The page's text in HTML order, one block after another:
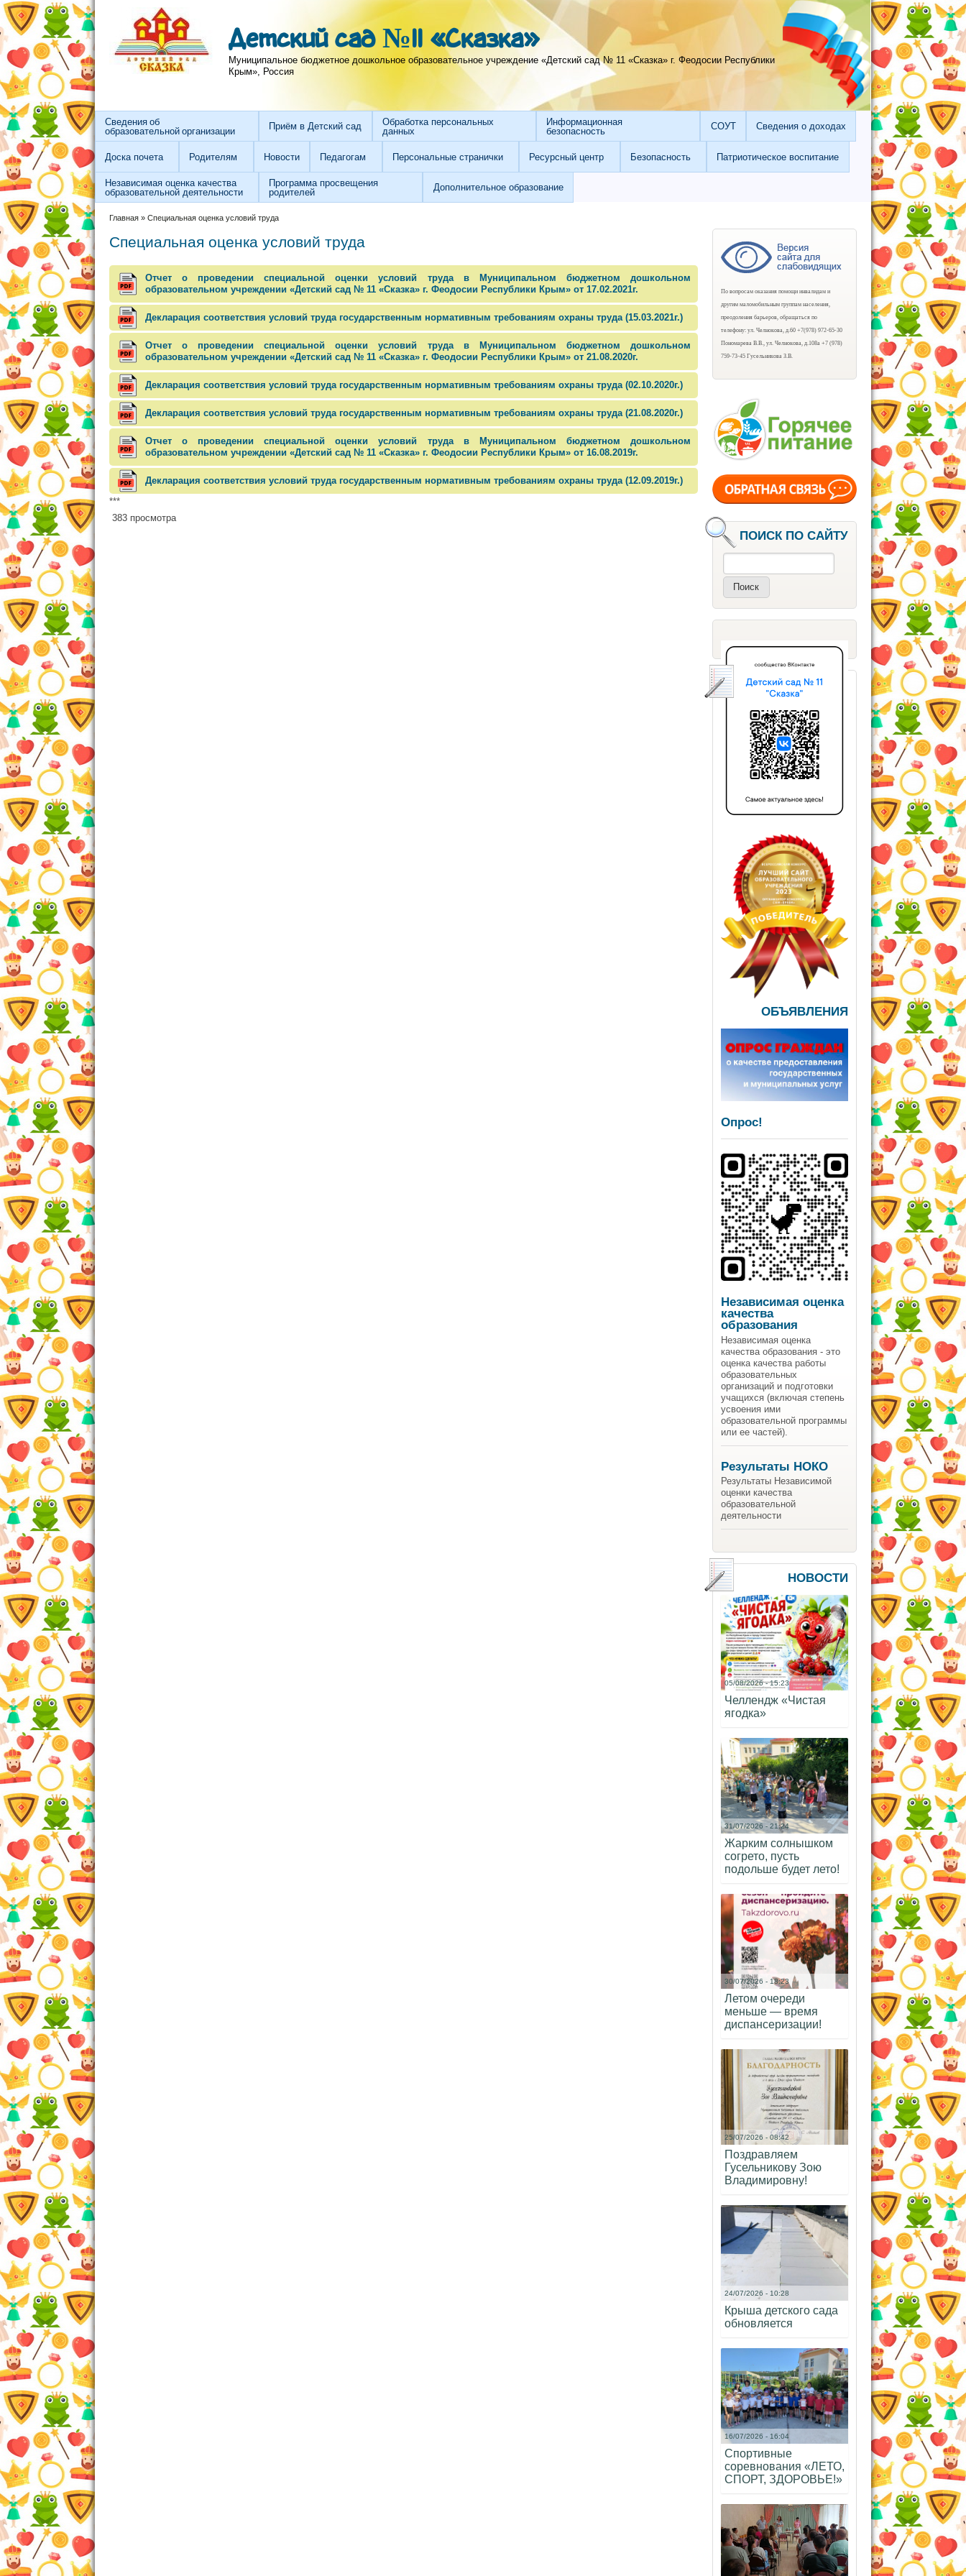
Перейти к основному содержанию
Skip to search
Детский сад №11 «Сказка»
Муниципальное бюджетное дошкольное образовательное учреждение «Детский сад № 11 «Сказка» г. Феодосии Республики
Крым», Россия
Сведения об
образовательной организации
Приём в Детский сад
Обработка персональных
данных
Информационная
безопасность
СОУТ Сведения о доходах
Доска почета Родителям Новости Педагогам Персональные странички Ресурсный центр Безопасность Патриотическое воспитание
Независимая оценка качества
образовательной деятельности
Программа просвещения
родителей
Дополнительное образование
Вы здесь
Главная» Специальная оценка условий труда
Специальная оценка условий труда
Отчет о проведении специальной оценки условий труда в Муниципальном бюджетном дошкольном
образовательном учреждении «Детский сад № 11 «Сказка» г. Феодосии Республики Крым» от 17.02.2021г.
Декларация соответствия условий труда государственным нормативным требованиям охраны труда (15.03.2021г.)
Отчет о проведении специальной оценки условий труда в Муниципальном бюджетном дошкольном
образовательном учреждении «Детский сад № 11 «Сказка» г. Феодосии Республики Крым» от 21.08.2020г.
Декларация соответствия условий труда государственным нормативным требованиям охраны труда (02.10.2020г.)
Декларация соответствия условий труда государственным нормативным требованиям охраны труда (21.08.2020г.)
Отчет о проведении специальной оценки условий труда в Муниципальном бюджетном дошкольном
образовательном учреждении «Детский сад № 11 «Сказка» г. Феодосии Республики Крым» от 16.08.2019г.
Декларация соответствия условий труда государственным нормативным требованиям охраны труда (12.09.2019г.)
***
383 просмотра
По вопросам оказания помощи инвалидам и
другим маломобильным группам населения,
преодоления барьеров, обращаться по
телефону: ул. Челнокова, д.60 +7(978) 972-65-30
Пономарева В.В., ул. Челнокова, д.108а +7 (978)
759-73-45 Гусельникова З.В.
ПОИСК ПО САЙТУ
ОБЪЯВЛЕНИЯ
Опрос!
Независимая оценка
качества
образования
Независимая оценка
качества образования - это
оценка качества работы
образовательных
организаций и подготовки
учащихся (включая степень
усвоения ими
образовательной программы
или ее частей).
Результаты НОКО
Результаты Независимой
оценки качества
образовательной
деятельности
НОВОСТИ
05/08/2026 - 15:23
Челлендж «Чистая
ягодка»
31/07/2026 - 21:24
Жарким солнышком
согрето, пусть
подольше будет лето!
30/07/2026 - 18:23
Летом очереди
меньше — время
диспансеризации!
25/07/2026 - 08:42
Поздравляем
Гусельникову Зою
Владимировну!
24/07/2026 - 10:28
Крыша детского сада
обновляется
16/07/2026 - 16:04
Спортивные
соревнования «ЛЕТО,
СПОРТ, ЗДОРОВЬЕ!»